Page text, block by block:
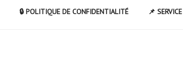
🔒 POLITIQUE DE CONFIDENTIALITÉ 📌